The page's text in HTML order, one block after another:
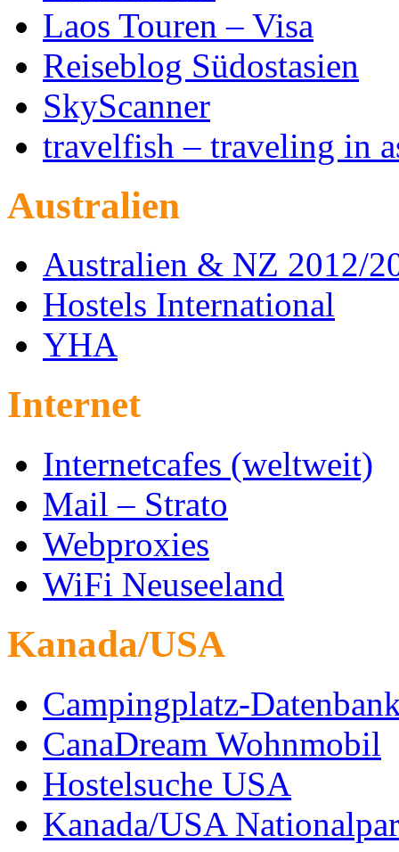
Laos Touren – Visa
Reiseblog Südostasien
SkyScanner
travelfish – traveling in
Australien
Australien & NZ 2012/
Hostels International
YHA
Internet
Internetcafes (weltweit)
Mail – Strato
Webproxies
WiFi Neuseeland
Kanada/USA
Campingplatz-
CanaDream Wohnmobil
Hostelsuche USA
Kanada/USA